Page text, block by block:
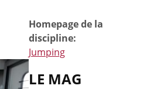
Homepage de la
discipline:
Jumping
LE MAG